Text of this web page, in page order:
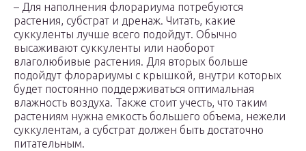
– Для наполнения флорариума потребуются
растения, субстрат и дренаж. Читать, какие
суккуленты лучше всего подойдут. Обычно
высаживают суккуленты или наоборот
влаголюбивые растения. Для вторых больше
подойдут флорариумы с крышкой, внутри которых
будет постоянно поддерживаться оптимальная
влажность воздуха. Также стоит учесть, что таким
растениям нужна емкость большего объема, нежели
суккулентам, а субстрат должен быть достаточно
питательным.